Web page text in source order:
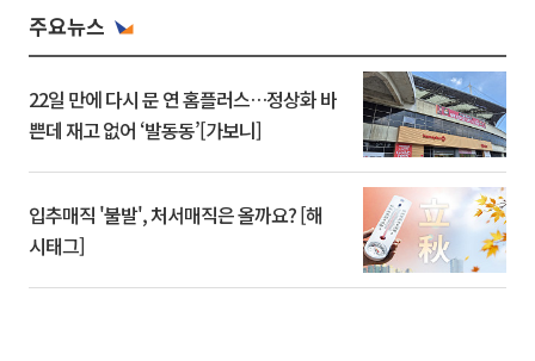
주요뉴스
22일 만에 다시 문 연 홈플러스…정상화 바
쁜데 재고 없어 ‘발동동’[가보니]
입추매직 '불발', 처서매직은 올까요? [해
시태그]